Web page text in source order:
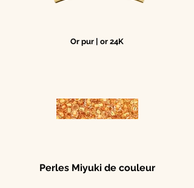
Or pur | or 24K
Perles Miyuki de couleur